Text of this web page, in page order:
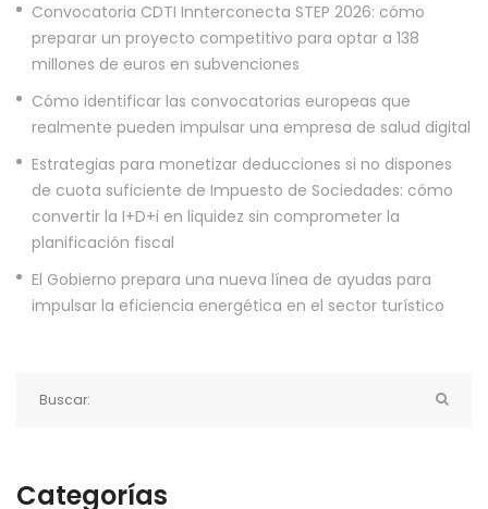
Convocatoria CDTI Innterconecta STEP 2026: cómo
preparar un proyecto competitivo para optar a 138
millones de euros en subvenciones
Cómo identificar las convocatorias europeas que
realmente pueden impulsar una empresa de salud digital
Estrategias para monetizar deducciones si no dispones
de cuota suficiente de Impuesto de Sociedades: cómo
convertir la I+D+i en liquidez sin comprometer la
planificación fiscal
El Gobierno prepara una nueva línea de ayudas para
impulsar la eficiencia energética en el sector turístico
Categorías